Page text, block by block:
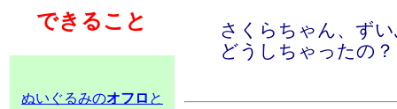
できること
ぬいぐるみのオフロ と
さくらちゃん、ず
どうしちゃったの？